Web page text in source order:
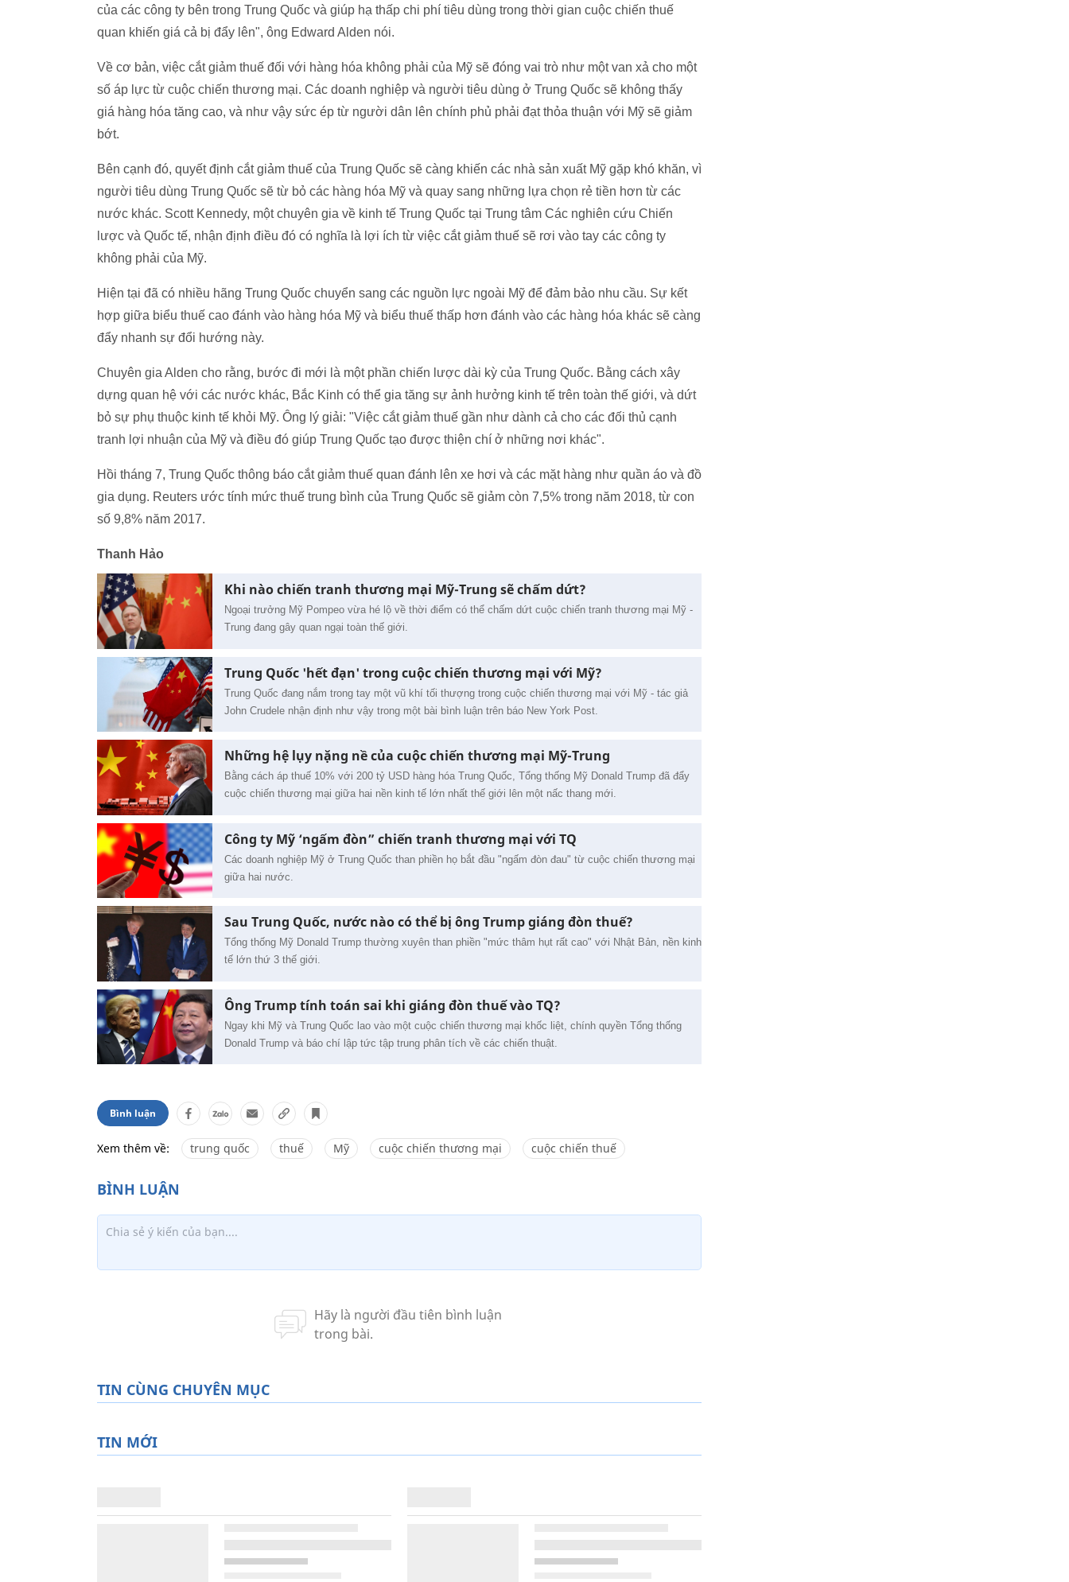
của các công ty bên trong Trung Quốc và giúp hạ thấp chi phí tiêu dùng trong thời gian cuộc chiến thuế
quan khiến giá cả bị đẩy lên", ông Edward Alden nói.
Về cơ bản, việc cắt giảm thuế đối với hàng hóa không phải của Mỹ sẽ đóng vai trò như một van xả cho một
số áp lực từ cuộc chiến thương mại. Các doanh nghiệp và người tiêu dùng ở Trung Quốc sẽ không thấy
giá hàng hóa tăng cao, và như vậy sức ép từ người dân lên chính phủ phải đạt thỏa thuận với Mỹ sẽ giảm
bớt.
Bên cạnh đó, quyết định cắt giảm thuế của Trung Quốc sẽ càng khiến các nhà sản xuất Mỹ gặp khó khăn, vì
người tiêu dùng Trung Quốc sẽ từ bỏ các hàng hóa Mỹ và quay sang những lựa chọn rẻ tiền hơn từ các
nước khác. Scott Kennedy, một chuyên gia về kinh tế Trung Quốc tại Trung tâm Các nghiên cứu Chiến
lược và Quốc tế, nhận định điều đó có nghĩa là lợi ích từ việc cắt giảm thuế sẽ rơi vào tay các công ty
không phải của Mỹ.
Hiện tại đã có nhiều hãng Trung Quốc chuyển sang các nguồn lực ngoài Mỹ để đảm bảo nhu cầu. Sự kết
hợp giữa biểu thuế cao đánh vào hàng hóa Mỹ và biểu thuế thấp hơn đánh vào các hàng hóa khác sẽ càng
đẩy nhanh sự đổi hướng này.
Chuyên gia Alden cho rằng, bước đi mới là một phần chiến lược dài kỳ của Trung Quốc. Bằng cách xây
dựng quan hệ với các nước khác, Bắc Kinh có thể gia tăng sự ảnh hưởng kinh tế trên toàn thế giới, và dứt
bỏ sự phụ thuộc kinh tế khỏi Mỹ. Ông lý giải: "Việc cắt giảm thuế gần như dành cả cho các đối thủ cạnh
tranh lợi nhuận của Mỹ và điều đó giúp Trung Quốc tạo được thiện chí ở những nơi khác".
Hồi tháng 7, Trung Quốc thông báo cắt giảm thuế quan đánh lên xe hơi và các mặt hàng như quần áo và đồ
gia dụng. Reuters ước tính mức thuế trung bình của Trung Quốc sẽ giảm còn 7,5% trong năm 2018, từ con
số 9,8% năm 2017.
Thanh Hảo
Khi nào chiến tranh thương mại Mỹ-Trung sẽ chấm dứt?
Ngoại trưởng Mỹ Pompeo vừa hé lộ về thời điểm có thể chấm dứt cuộc chiến tranh thương mại Mỹ -
Trung đang gây quan ngại toàn thế giới.
Trung Quốc 'hết đạn' trong cuộc chiến thương mại với Mỹ?
Trung Quốc đang nắm trong tay một vũ khí tối thượng trong cuộc chiến thương mại với Mỹ - tác giả
John Crudele nhận định như vậy trong một bài bình luận trên báo New York Post.
Những hệ lụy nặng nề của cuộc chiến thương mại Mỹ-Trung
Bằng cách áp thuế 10% với 200 tỷ USD hàng hóa Trung Quốc, Tổng thống Mỹ Donald Trump đã đẩy
cuộc chiến thương mại giữa hai nền kinh tế lớn nhất thế giới lên một nấc thang mới.
Công ty Mỹ ‘ngấm đòn” chiến tranh thương mại với TQ
Các doanh nghiệp Mỹ ở Trung Quốc than phiền họ bắt đầu "ngấm đòn đau" từ cuộc chiến thương mại
giữa hai nước.
Sau Trung Quốc, nước nào có thể bị ông Trump giáng đòn thuế?
Tổng thống Mỹ Donald Trump thường xuyên than phiền "mức thâm hụt rất cao" với Nhật Bản, nền kinh
tế lớn thứ 3 thế giới.
Ông Trump tính toán sai khi giáng đòn thuế vào TQ?
Ngay khi Mỹ và Trung Quốc lao vào một cuộc chiến thương mại khốc liệt, chính quyền Tổng thống
Donald Trump và báo chí lập tức tập trung phân tích về các chiến thuật.
Bình luận
Xem thêm về: trung quốc thuế Mỹ cuộc chiến thương mại cuộc chiến thuế
TIN CÙNG CHUYÊN MỤC
TIN MỚI